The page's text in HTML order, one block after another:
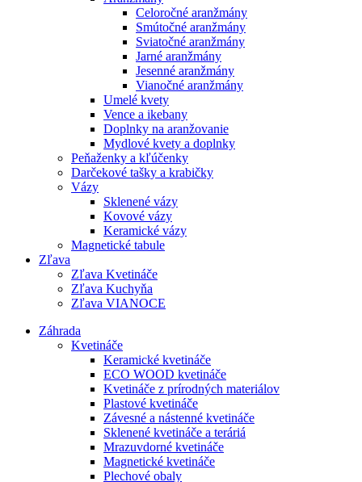
Celoročné aranžmány
Smútočné aranžmány
Sviatočné aranžmány
Jarné aranžmány
Jesenné aranžmány
Vianočné aranžmány
Umelé kvety
Vence a ikebany
Doplnky na aranžovanie
Mydlové kvety a doplnky
Peňaženky a kľúčenky
Darčekové tašky a krabičky
Vázy
Sklenené vázy
Kovové vázy
Keramické vázy
Magnetické tabule
Zľava
Zľava Kvetináče
Zľava Kuchyňa
Zľava VIANOCE
Záhrada
Kvetináče
Keramické kvetináče
ECO WOOD kvetináče
Kvetináče z prírodných materiálov
Plastové kvetináče
Závesné a nástenné kvetináče
Sklenené kvetináče a teráriá
Mrazuvdorné kvetináče
Magnetické kvetináče
Plechové obaly